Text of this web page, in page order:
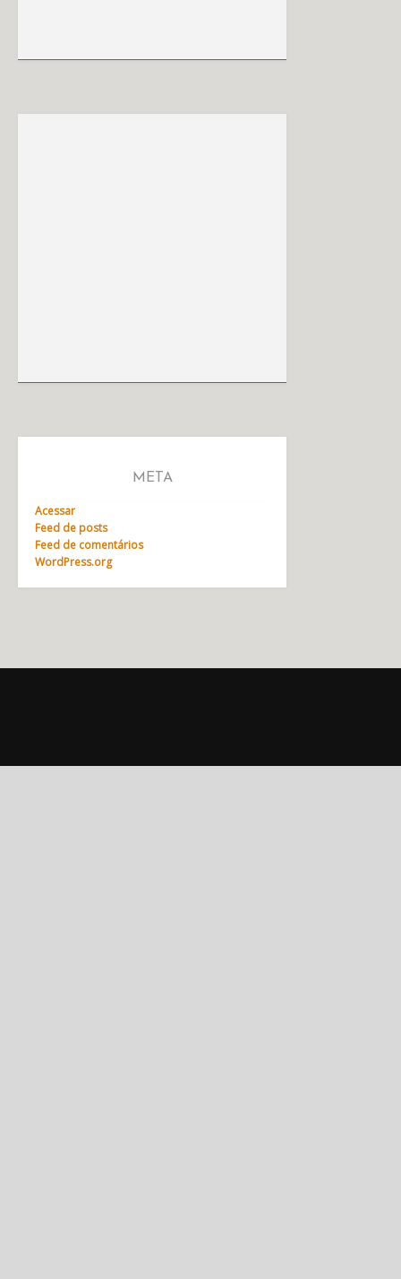
META
Acessar
Feed de posts
Feed de comentários
WordPress.org